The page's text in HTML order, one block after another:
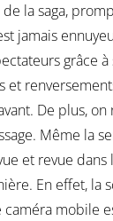
la saga,
jamais
grâce
et
De plus,
Même la
et revue
En effet, la
mobile